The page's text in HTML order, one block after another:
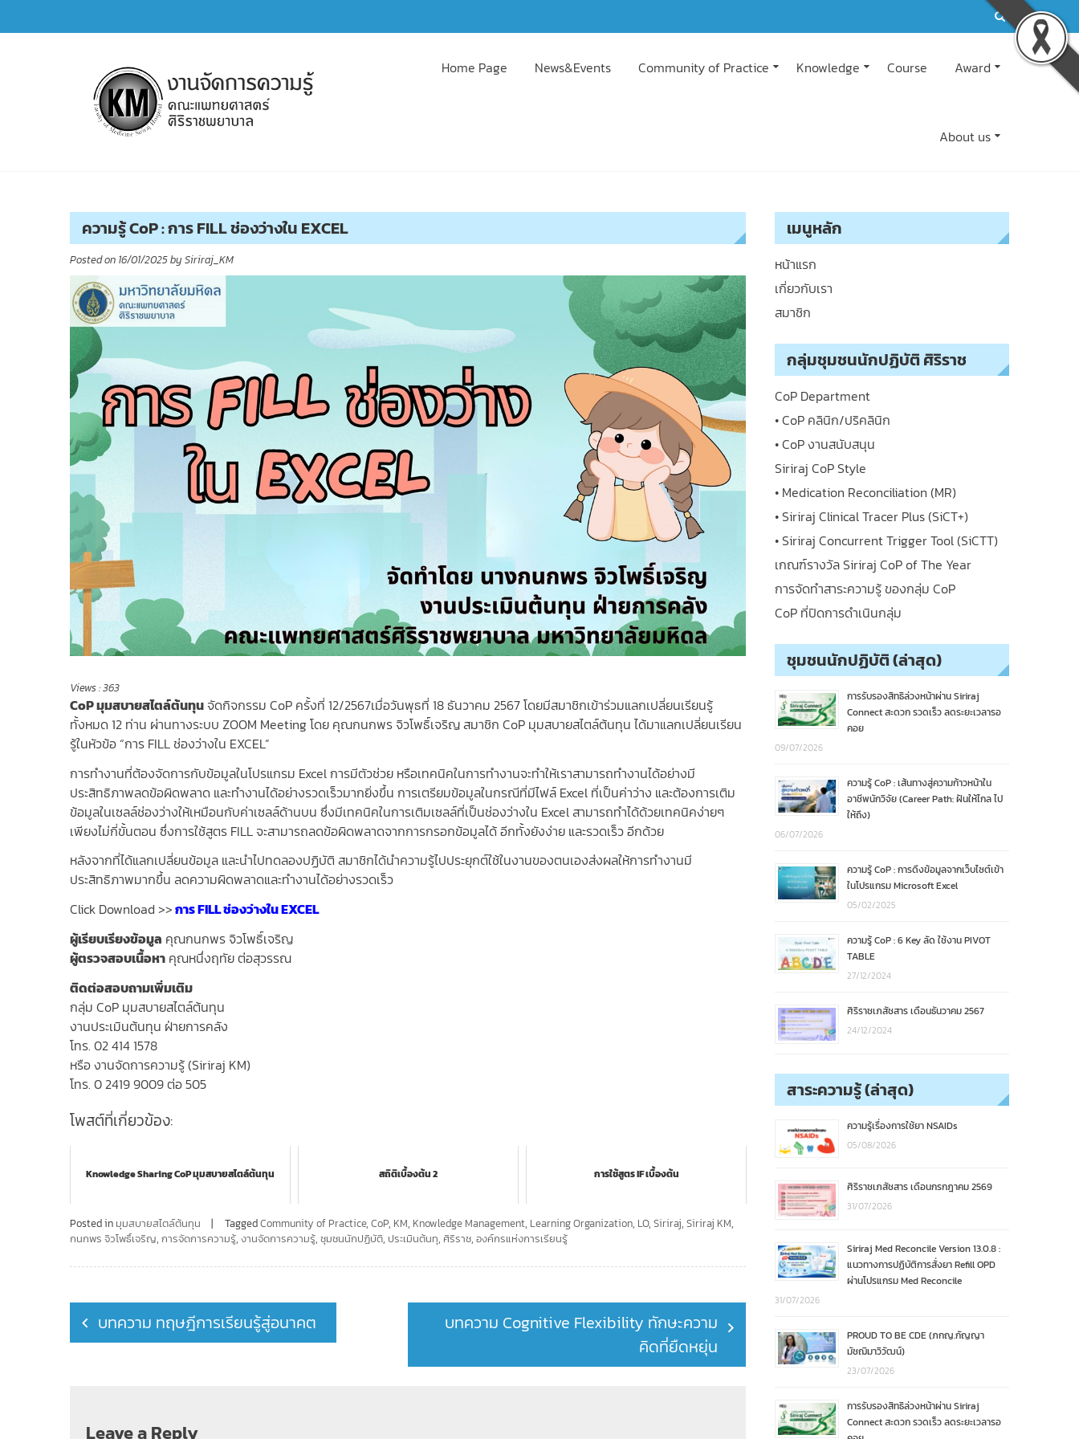
to
Home Page News&Events Community of Practice Knowledge Course Award
About us
ความรู้ CoP : การ FILL ช่องว่างใน EXCEL
Posted on 16/01/2025by Siriraj_KM
Views :363
CoP มุมสบายสไตล์ต้นทุนจัดกิจกรรม CoP ครั้งที่ 12/2567เมื่อวันพุธที่ 18 ธันวาคม 2567 โดยมีสมาชิกเข้าร่วมแลกเปลี่ยนเรียนรู้
ทั้งหมด 12 ท่าน ผ่านทางระบบ ZOOM Meeting โดย คุณกนกพร จิวโพธิ์เจริญ สมาชิก CoP มุมสบายสไตล์ต้นทุน ได้มาแลกเปลี่ยนเรียน
รู้ในหัวข้อ “การ FILL ช่องว่างใน EXCEL”
การทำงานที่ต้องจัดการกับข้อมูลในโปรแกรม Excel การมีตัวช่วย หรือเทคนิคในการทำงานจะทำให้เราสามารถทำงานได้อย่างมี
ประสิทธิภาพลดข้อผิดพลาด และทำงานได้อย่างรวดเร็วมากยิ่งขึ้น การเตรียมข้อมูลในกรณีที่มีไฟล์ Excel ที่เป็นค่าว่าง และต้องการเติม
ข้อมูลในเซลล์ช่องว่างให้เหมือนกับค่าเซลล์ด้านบน ซึ่งมีเทคนิคในการเติมเซลล์ที่เป็นช่องว่างใน Excel สามารถทำได้ด้วยเทคนิคง่ายๆ
เพียงไม่กี่ขั้นตอน ซึ่งการใช้สูตร FILL จะสามารถลดข้อผิดพลาดจากการกรอกข้อมูลได้ อีกทั้งยังง่าย และรวดเร็ว อีกด้วย
หลังจากที่ได้แลกเปลี่ยนข้อมูล และนําไปทดลองปฏิบัติ สมาชิกได้นําความรู้ไปประยุกต์ใช้ในงานของตนเองส่งผลให้การทํางานมี
ประสิทธิภาพมากขึ้น ลดความผิดพลาดและทำงานได้อย่างรวดเร็ว
Click Download >>การ FILL ช่องว่างใน EXCEL
ผู้เรียบเรียงข้อมูล คุณกนกพร จิวโพธิ์เจริญ
ผู้ตรวจสอบเนื้อหา คุณหนึ่งฤทัย ต่อสุวรรณ
ติดต่อสอบถามเพิ่มเติม
กลุ่ม CoP มุมสบายสไตล์ต้นทุน
งานประเมินต้นทุน ฝ่ายการคลัง
โทร. 02 414 1578
หรือ งานจัดการความรู้ (Siriraj KM)
โทร. 0 2419 9009 ต่อ 505
โพสต์ที่เกี่ยวข้อง:
Knowledge Sharing CoP มุมสบายสไตล์ต้นทุน สถิติเบื้องต้น 2 การใช้สูตร IF เบื้องต้น
Posted in มุมสบายสไตล์ต้นทุน TaggedCommunity of Practice, CoP, KM, Knowledge Management, Learning Organization, LO, Siriraj, Siriraj KM,
กนกพร จิวโพธิ์เจริญ, การจัดการความรู้, งานจัดการความรู้, ชุมชนนักปฏิบัติ, ประเมินต้นทุ, ศิริราช, องค์กรแห่งการเรียนรู้
Post
navigation
บทความ ทฤษฎีการเรียนรู้สู่อนาคต
บทความ Cognitive Flexibility ทักษะความ
คิดที่ยืดหยุ่น
Leave a Reply
เมนูหลัก
หน้าแรก
เกี่ยวกับเรา
สมาชิก
กลุ่มชุมชนนักปฏิบัติ ศิริราช
CoP Department
• CoP คลินิก/ปริคลินิก
• CoP งานสนับสนุน
Siriraj CoP Style
• Medication Reconciliation (MR)
• Siriraj Clinical Tracer Plus (SiCT+)
• Siriraj Concurrent Trigger Tool (SiCTT)
เกณฑ์รางวัล Siriraj CoP of The Year
การจัดทำสาระความรู้ ของกลุ่ม CoP
CoP ที่ปิดการดำเนินกลุ่ม
ชุมชนนักปฏิบัติ (ล่าสุด)
การรับรองสิทธิล่วงหน้าผ่าน Siriraj
Connect สะดวก รวดเร็ว ลดระยะเวลารอ
คอย
09/07/2026
ความรู้ CoP : เส้นทางสู่ความก้าวหน้าใน
อาชีพนักวิจัย (Career Path: ฝันให้ไกล ไป
ให้ถึง)
06/07/2026
ความรู้ CoP : การดึงข้อมูลจากเว็บไซต์เข้า
ในโปรแกรม Microsoft Excel
05/02/2025
ความรู้ CoP : 6 Key ลัด ใช้งาน PIVOT
TABLE
27/12/2024
ศิริราชเภสัชสาร เดือนธันวาคม 2567
24/12/2024
สาระความรู้ (ล่าสุด)
ความรู้เรื่องการใช้ยา NSAIDs
05/08/2026
ศิริราชเภสัชสาร เดือนกรกฎาคม 2569
31/07/2026
Siriraj Med Reconcile Version 13.0.8 :
แนวทางการปฏิบัติการสั่งยา Refill OPD
ผ่านโปรแกรม Med Reconcile
31/07/2026
PROUD TO BE CDE (ภกญ.กัญญา
มัชฌิมาวิวัฒน์)
23/07/2026
การรับรองสิทธิล่วงหน้าผ่าน Siriraj
Connect สะดวก รวดเร็ว ลดระยะเวลารอ